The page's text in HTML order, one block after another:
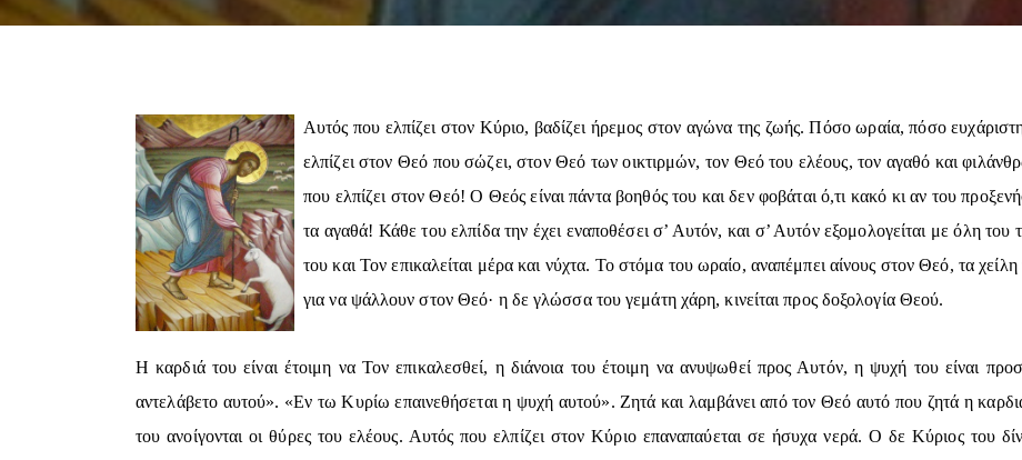
Αυτός που ελπίζει στον Κύριο, βαδίζει ήρεμος στον αγώνα της ζωής. Πόσο ωραία, πόσο
ελπίζει στον Θεό που σώζει, στον Θεό των οικτιρμών, τον Θεό του ελέους, τον αγαθό και
που ελπίζει στον Θεό! Ο Θεός είναι πάντα βοηθός του και δεν φοβάται ό,τι κακό κι αν του
τα αγαθά! Κάθε του ελπίδα την έχει εναποθέσει σ’ Αυτόν, και σ’ Αυτόν εξομολογείται με όλη του
του και Τον επικαλείται μέρα και νύχτα. Το στόμα του ωραίο, αναπέμπει αίνους στον Θεό, τα
για να ψάλλουν στον Θεό· η δε γλώσσα του γεμάτη χάρη, κινείται προς δοξολογία Θεού.
Η καρδιά του είναι έτοιμη να Τον επικαλεσθεί, η διάνοια του έτοιμη να ανυψωθεί προς Αυτόν, η ψυχή του είναι
αντελάβετο αυτού». «Εν τω Κυρίω επαινεθήσεται η ψυχή αυτού». Ζητά και λαμβάνει από τον Θεό αυτό που ζητά η
του ανοίγονται οι θύρες του ελέους. Αυτός που ελπίζει στον Κύριο επαναπαύεται σε ήσυχα νερά. Ο δε Κύριος του